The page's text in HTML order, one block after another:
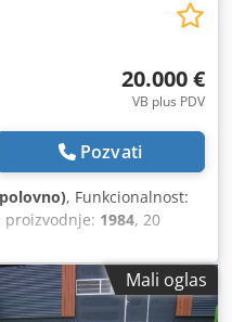
20.000 €
VB plus PDV
Pozvati
, Funkcionalnost:
proizvodnje: 1984, 20
Crjdpfxsumazrs An Hsf
više nisu dostupne.
Mali oglas